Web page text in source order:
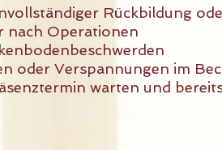
Rückbildung
nach Operationen
oder Verspannungen im
warten und